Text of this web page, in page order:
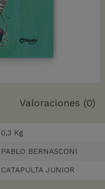
Valoraciones (0)
0,3 Kg
PABLO BERNASCONI
CATAPULTA JUNIOR